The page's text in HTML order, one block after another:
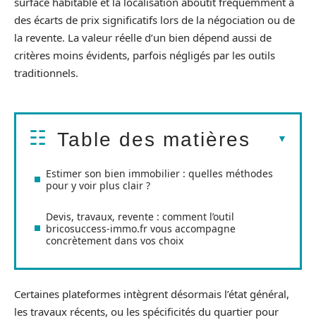
des écarts de prix significatifs lors de la négociation ou de
la revente. La valeur réelle d’un bien dépend aussi de
critères moins évidents, parfois négligés par les outils
traditionnels.
Table des matières
Estimer son bien immobilier : quelles méthodes
pour y voir plus clair ?
Devis, travaux, revente : comment l’outil
bricosuccess-immo.fr vous accompagne
concrètement dans vos choix
Certaines plateformes intègrent désormais l’état général,
les travaux récents, ou les spécificités du quartier pour